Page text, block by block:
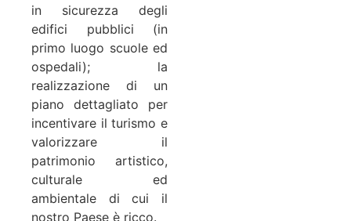
in sicurezza degli
edifici pubblici (in
primo luogo scuole ed
ospedali); la
realizzazione di un
piano dettagliato per
incentivare il turismo e
valorizzare il
patrimonio artistico,
culturale ed
ambientale di cui il
nostro Paese è ricco.